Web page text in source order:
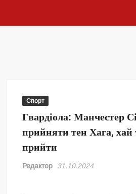
Спорт
Гвардіола: Манчестер
прийняти тен Хага, хай
прийти
Редактор 31.10.2024